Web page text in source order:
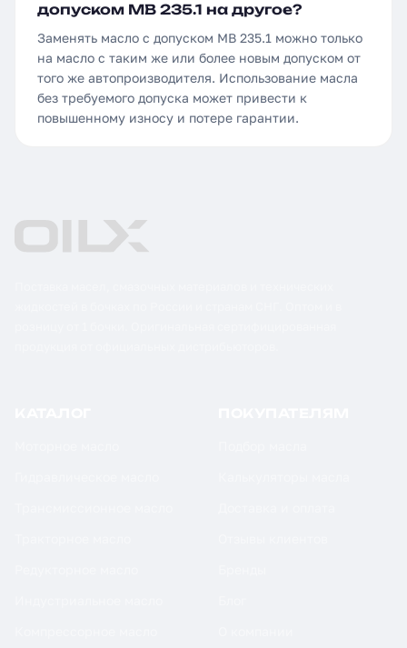
допуском MB 235.1 на другое?
Заменять масло с допуском MB 235.1 можно только
на масло с таким же или более новым допуском от
того же автопроизводителя. Использование масла
без требуемого допуска может привести к
повышенному износу и потере гарантии.